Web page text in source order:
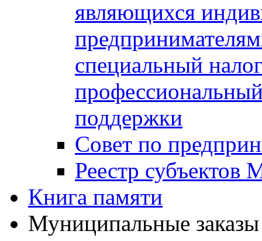
являющихся
специальный
поддержки
Совет по
Реестр
Книга памяти
Муниципальные